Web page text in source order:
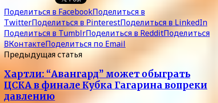
Поделиться в FacebookПоделиться в
TwitterПоделиться в PinterestПоделиться в LinkedIn
Поделиться в TumblrПоделиться в RedditПоделиться
ВКонтактеПоделиться по Email
Предыдущая статья
Хартли: “Авангард” может обыграть
ЦСКА в финале Кубка Гагарина вопреки
давлению